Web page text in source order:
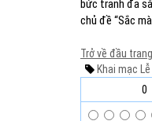
bức tranh đa
chủ đề “Sắc
Trở về đầu trang
Khai mạc
0